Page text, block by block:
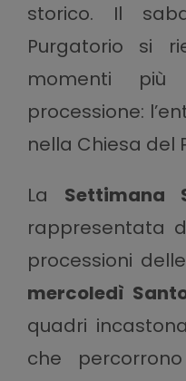
storico. Il
Purgatorio si
momenti più
processione:
nella Chiesa del
La Settimana
rappresentata
processioni
mercoledì
quadri
che